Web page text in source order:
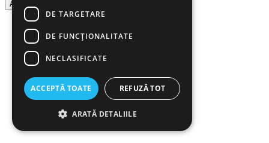
Adauga in cos
DE TARGETARE
DE FUNCŢIONALITATE
NECLASIFICATE
ACCEPTĂ TOATE REFUZĂ TOT
ARATĂ DETALIILE